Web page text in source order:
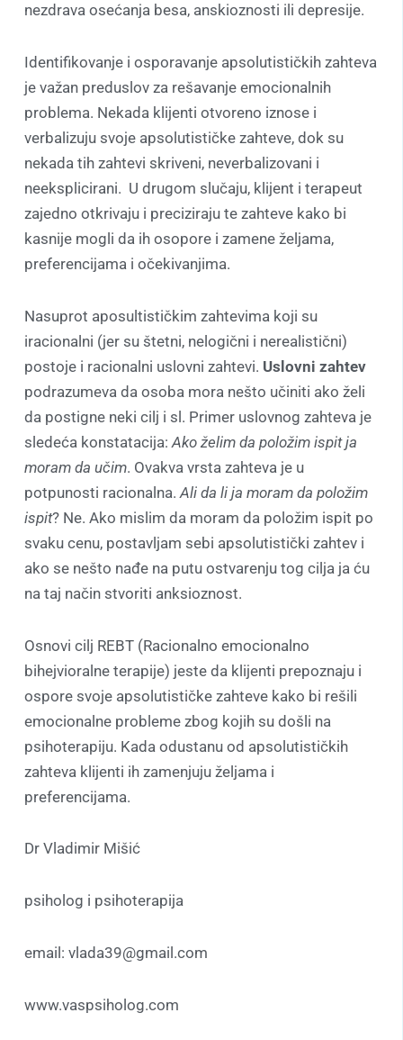
nezdrava osećanja besa, anskioznosti ili depresije.
Identifikovanje i osporavanje apsolutističkih zahteva
je važan preduslov za rešavanje emocionalnih
problema. Nekada klijenti otvoreno iznose i
verbalizuju svoje apsolutističke zahteve, dok su
nekada tih zahtevi skriveni, neverbalizovani i
neeksplicirani. U drugom slučaju, klijent i terapeut
zajedno otkrivaju i preciziraju te zahteve kako bi
kasnije mogli da ih osopore i zamene željama,
preferencijama i očekivanjima.
Nasuprot aposultističkim zahtevima koji su
iracionalni (jer su štetni, nelogični i nerealistični)
postoje i racionalni uslovni zahtevi. Uslovni zahtev
podrazumeva da osoba mora nešto učiniti ako želi
da postigne neki cilj i sl. Primer uslovnog zahteva je
sledeća konstatacija: Ako želim da položim ispit ja
moram da učim. Ovakva vrsta zahteva je u
potpunosti racionalna. Ali da li ja moram da položim
ispit? Ne. Ako mislim da moram da položim ispit po
svaku cenu, postavljam sebi apsolutistički zahtev i
ako se nešto nađe na putu ostvarenju tog cilja ja ću
na taj način stvoriti anksioznost.
Osnovi cilj REBT (Racionalno emocionalno
bihejvioralne terapije) jeste da klijenti prepoznaju i
ospore svoje apsolutističke zahteve kako bi rešili
emocionalne probleme zbog kojih su došli na
psihoterapiju. Kada odustanu od apsolutističkih
zahteva klijenti ih zamenjuju željama i
preferencijama.
Dr Vladimir Mišić
psiholog i psihoterapija
email: vlada39@gmail.com
www.vaspsiholog.com